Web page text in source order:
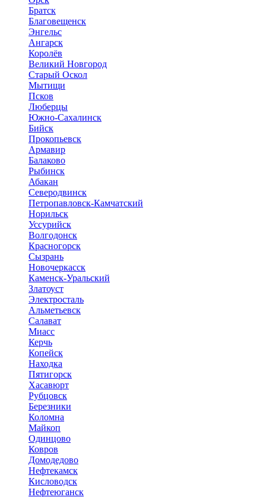
Братск
Благовещенск
Энгельс
Ангарск
Королёв
Великий Новгород
Старый Оскол
Мытищи
Псков
Люберцы
Южно-Сахалинск
Бийск
Прокопьевск
Армавир
Балаково
Рыбинск
Абакан
Северодвинск
Петропавловск-Камчатский
Норильск
Уссурийск
Волгодонск
Красногорск
Сызрань
Новочеркасск
Каменск-Уральский
Златоуст
Электросталь
Альметьевск
Салават
Миасс
Керчь
Копейск
Находка
Пятигорск
Хасавюрт
Рубцовск
Березники
Коломна
Майкоп
Одинцово
Ковров
Домодедово
Нефтекамск
Кисловодск
Нефтеюганск